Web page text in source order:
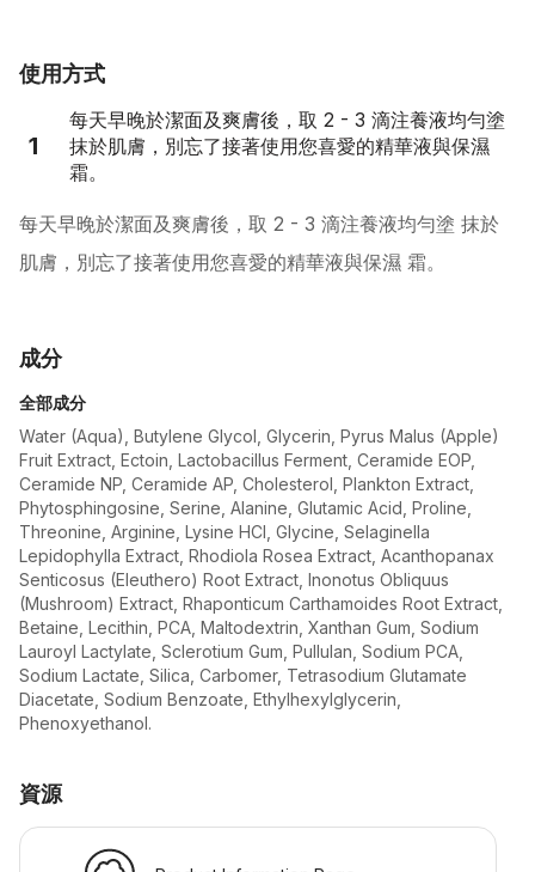
使用方式
1
每天早晚於潔面及爽膚後，取 2 - 3 滴注養液均勻塗
抹於肌膚，別忘了接著使用您喜愛的精華液與保濕
霜。
每天早晚於潔面及爽膚後，取 2 - 3 滴注養液均勻塗 抹於
肌膚，別忘了接著使用您喜愛的精華液與保濕 霜。
成分
全部成分
Water (Aqua), Butylene Glycol, Glycerin, Pyrus Malus (Apple)
Fruit Extract, Ectoin, Lactobacillus Ferment, Ceramide EOP,
Ceramide NP, Ceramide AP, Cholesterol, Plankton Extract,
Phytosphingosine, Serine, Alanine, Glutamic Acid, Proline,
Threonine, Arginine, Lysine HCl, Glycine, Selaginella
Lepidophylla Extract, Rhodiola Rosea Extract, Acanthopanax
Senticosus (Eleuthero) Root Extract, Inonotus Obliquus
(Mushroom) Extract, Rhaponticum Carthamoides Root Extract,
Betaine, Lecithin, PCA, Maltodextrin, Xanthan Gum, Sodium
Lauroyl Lactylate, Sclerotium Gum, Pullulan, Sodium PCA,
Sodium Lactate, Silica, Carbomer, Tetrasodium Glutamate
Diacetate, Sodium Benzoate, Ethylhexylglycerin,
Phenoxyethanol.
資源